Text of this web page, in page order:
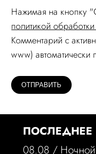
Нажимая на кнопку
политикой
Комментарий c
www) автоматически
ПОСЛЕДНЕЕ
08.08 /